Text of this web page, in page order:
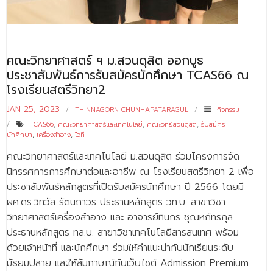
- - วิทยาการคอมพิวเตอร์
- - วิทยาศาสตร์เครื่องสำอาง
- - อาชีวอนามัยและความปลอดภัย
- - อนามัยสิ่งแวดล้อมและสาธารณภัย
- - วิทยาศาสตร์การแพทย์
- - ความมั่นคงปลอดภัยไซเบอร์
- - อุตสาหกรรมชีวภาพเพื่อธุรกิจ
- ศึกษาศาสตรบัณฑิต
- - วิทยาศาสตร์ทั่วไป
คณะวิทยาศาสตร์ ฯ ม.สวนดุสิต ออกบูธ
ประชาสัมพันธ์การรับสมัครนักศึกษา TCAS66 ณ
โรงเรียนสตรีวิทยา2
JAN 25, 2023 THINNAGORN CHUNHAPATARAGUL
กิจกรรม
TCAS66, คณะวิทยาศาสตร์และเทคโนโลยี, คณะวิทย์สวนดุสิต, รับสมัคร
นักศึกษา, เครื่องสำอาง, ไอที
คณะวิทยาศาสตร์และเทคโนโลยี ม.สวนดุสิต ร่วมโครงการจัด
นิทรรศการการศึกษาต่อและอาชีพ ณ โรงเรียนสตรีวิทยา 2 เพื่อ
ประชาสัมพันธ์หลักสูตรที่เปิดรับสมัครนักศึกษา ปี 2566 โดยมี
ผศ.ดร.วิทวัส รัตนถาวร ประธานหลักสูตร วท.บ. สาขาวิชา
วิทยาศาสตร์เครื่องสำอาง และ อาจารย์ทินกร ชุณหภัทรกุล
ประธานหลักสูตร ทล.บ. สาขาวิชาเทคโนโลยีสารสนเทศ พร้อม
ด้วยเจ้าหน้าที่ และนักศึกษา ร่วมให้คำแนะนำกับนักเรียนระดับ
มัธยมปลาย และให้สัมภาษณ์กับเว็บไซต์ Admission Premium